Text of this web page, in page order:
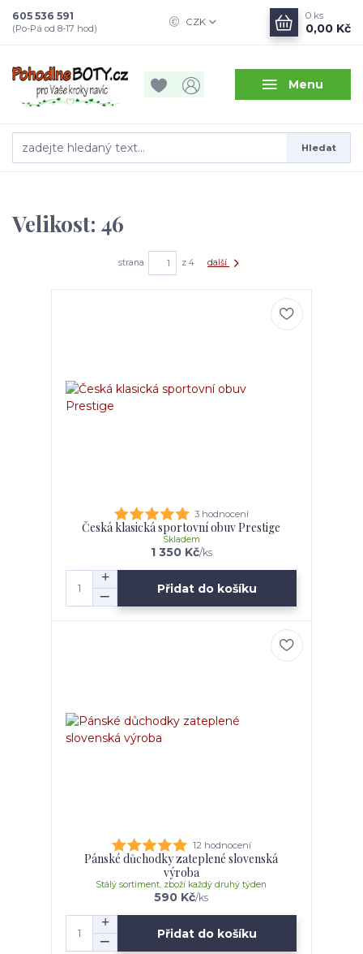
Menu
CZK
Hledat
605 536 591
(Po-Pá od 8-17 hod)
0 ks
0,00 Kč
Velikost: 46
strana z 4 další
3 hodnocení
Česká klasická sportovní obuv Prestige
1 350 Kč/ks
Skladem
Přidat do košíku
12 hodnocení
Pánské důchodky zateplené slovenská
výroba
590 Kč/ks
Stálý sortiment, zboží každý druhý týden
Přidat do košíku